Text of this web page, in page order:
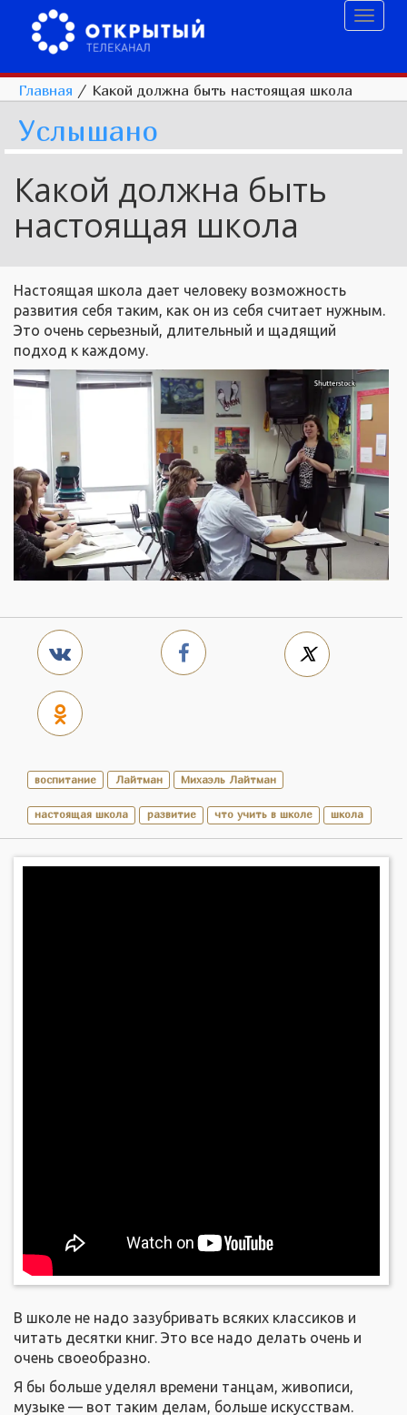
Главная / Какой должна быть настоящая школа
Услышано
Какой должна быть
настоящая школа
Настоящая школа дает человеку возможность
развития себя таким, как он из себя считает нужным.
Это очень серьезный, длительный и щадящий
подход к каждому.
воспитание Лайтман Михаэль Лайтман
настоящая школа развитие что учить в школе школа
В школе не надо зазубривать всяких классиков и
читать десятки книг. Это все надо делать очень и
очень своеобразно.
Я бы больше уделял времени танцам, живописи,
музыке — вот таким делам, больше искусствам.